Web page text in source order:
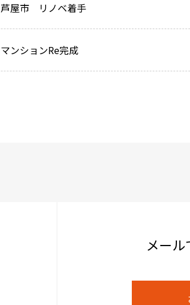
芦屋市 リノベ着手
マンションRe完成
メー